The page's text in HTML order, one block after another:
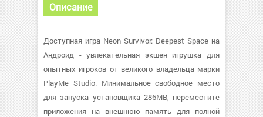
Описание
Доступная игра Neon Survivor: Deepest Space на
Андроид - увлекательная экшен игрушка для
опытных игроков от великого владельца марки
PlayMe Studio. Минимальное свободное место
для запуска установщика 286MB, переместите
приложения на внешнюю память для полной